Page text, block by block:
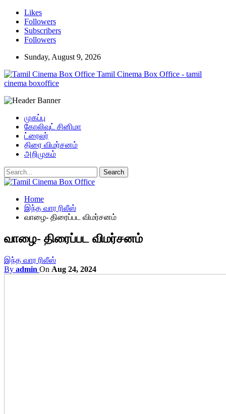
Likes
Followers
Subscribers
Followers
Sunday, August 9, 2026
Tamil Cinema Box Office - tamil
cinema boxoffice
முகப்பு
கோலிவுட் சினிமா
ட்ரைலர்
திரை விமர்சனம்
அறிமுகம்
Home
இந்த வார ரிலீஸ்
வாழை- திரைப்பட விமர்சனம்
வாழை- திரைப்பட விமர்சனம்
இந்த வார ரிலீஸ்
By admin On Aug 24, 2024